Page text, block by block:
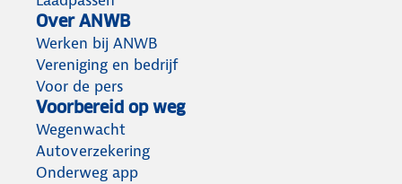
Over ANWB
Werken bij ANWB
Vereniging en bedrijf
Voor de pers
Voorbereid op weg
Wegenwacht
Autoverzekering
Onderweg app